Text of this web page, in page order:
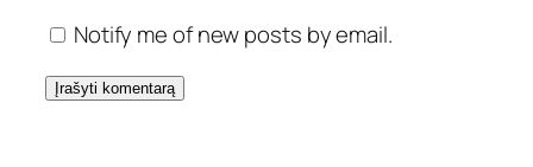
Notify me of new posts by email.